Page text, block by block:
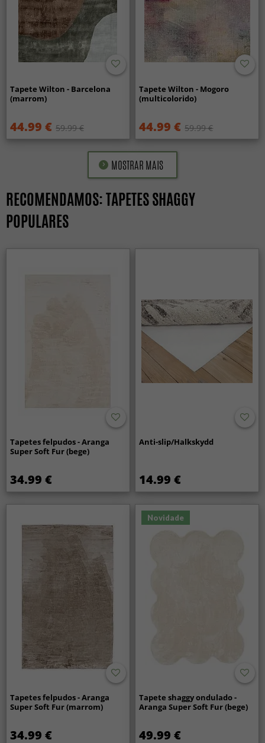
Tapete Wilton - Barcelona
(marrom)
44.99 € 59.99 €
Tapete Wilton - Mogoro
(multicolorido)
44.99 € 59.99 €
MOSTRAR MAIS
RECOMENDAMOS: TAPETES SHAGGY
POPULARES
Tapetes felpudos - Aranga
Super Soft Fur (bege)
34.99 €
Anti-slip/Halkskydd
14.99 €
Tapetes felpudos - Aranga
Super Soft Fur (marrom)
34.99 €
Novidade
Tapete shaggy ondulado -
Aranga Super Soft Fur (bege)
49.99 €